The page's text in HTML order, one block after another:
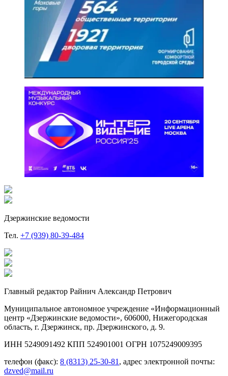
Дзержинские ведомости
Тел. +7 (939) 80-39-484
Главный редактор Райнич Александр Петрович
Муниципальное автономное учреждение «Информационный
центр «Дзержинские ведомости», 606000, Нижегородская
область, г. Дзержинск, пр. Дзержинского, д. 9.
ИНН 5249091492 КПП 524901001 ОГРН 1075249009395
телефон (факс): 8 (8313) 25-30-81 , адрес электронной почты:
dzved@mail.ru